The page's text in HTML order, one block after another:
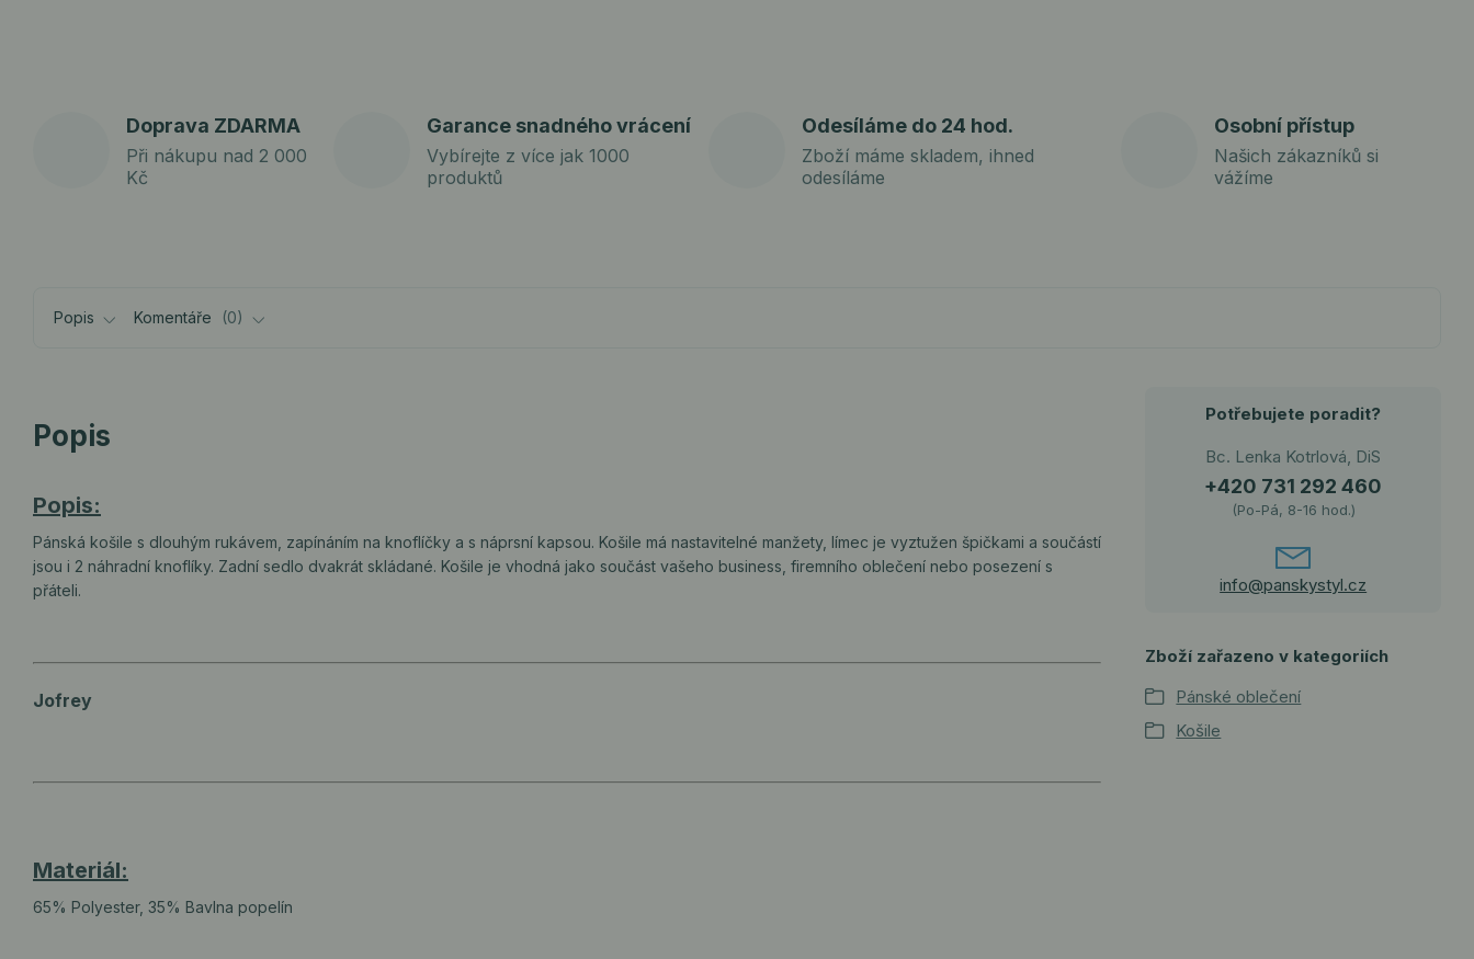
Doprava ZDARMA
Při nákupu nad 2 000
Kč
Garance snadného vrácení
Vybírejte z více jak 1000
produktů
Odesíláme do 24 hod.
Zboží máme skladem, ihned
odesíláme
Osobní přístup
Našich zákazníků si
vážíme
Popis Komentáře 0
Popis
Popis:
Pánská košile s dlouhým rukávem, zapínáním na knoflíčky a s náprsní kapsou. Košile má nastavitelné manžety, límec je vyztužen špičkami a součástí
jsou i 2 náhradní knoflíky. Zadní sedlo dvakrát skládané. Košile je vhodná jako součást vašeho business, firemního oblečení nebo posezení s
přáteli.
Jofrey
Materiál:
65% Polyester, 35% Bavlna popelín
Potřebujete poradit?
Bc. Lenka Kotrlová, DiS
+420 731 292 460
(Po-Pá, 8-16 hod.)
info@panskystyl.cz
Zboží zařazeno v kategoriích
Pánské oblečení
Košile